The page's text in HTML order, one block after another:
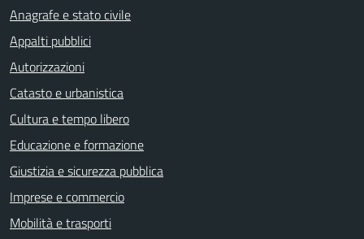
Anagrafe e stato civile
Appalti pubblici
Autorizzazioni
Catasto e urbanistica
Cultura e tempo libero
Educazione e formazione
Giustizia e sicurezza pubblica
Imprese e commercio
Mobilità e trasporti